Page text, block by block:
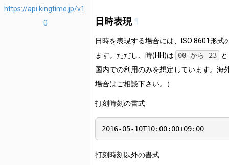
企業
連携サービス
年月日指定
スケジュール申請データ
年月指定
https://api.kingtime.jp/v1.
0
日時表現 ¶
日時を表現する場合には、ISO 8601形式
ます。ただし、時(HH)は
00 から 23
国内での利用のみを想定しています。海
場合はご相談下さい。）
打刻時刻の書式
2016-05-10T10:00:00+09:00
打刻時刻以外の書式